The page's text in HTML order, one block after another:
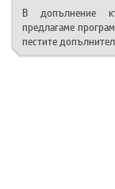
В допълнение
предлагаме
пестите